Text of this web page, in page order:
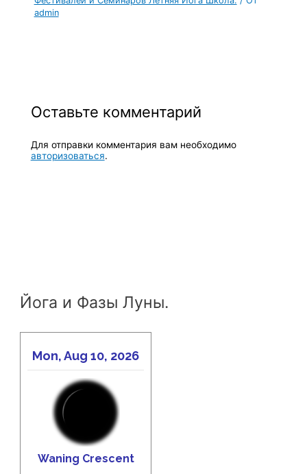
admin
Оставьте комментарий
Для отправки комментария вам необходимо
авторизоваться.
Йога и Фазы Луны.